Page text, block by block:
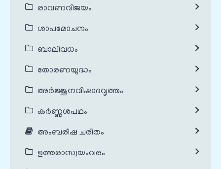
രാവണവിജയം
ശാപമോചനം
ബാലിവധം
തോരണയുദ്ധം
അർജ്ജുനവിഷാദവൃത്തം
കർണ്ണശപഥം
അംബരീഷ ചരിതം
ഉത്തരാസ്വയംവരം